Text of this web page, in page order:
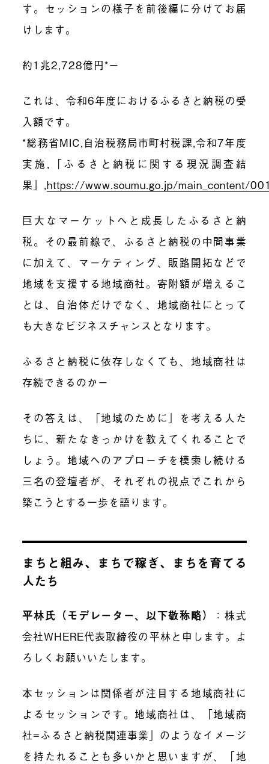
す。セッションの様子を前後編に分けてお届
けします。
約1兆2,728億円*ー
これは、令和6年度におけるふるさと納税の受
入額です。
*総務省MIC,自治税務局市町村税課,令和7年度
実施,「ふるさと納税に関する現況調査結
果」,https://www.soumu.go.jp/main_content/
巨大なマーケットへと成長したふるさと納
税。その最前線で、ふるさと納税の中間事業
に加えて、マーケティング、販路開拓などで
地域を支援する地域商社。寄附額が増えるこ
とは、自治体だけでなく、地域商社にとって
も大きなビジネスチャンスとなります。
ふるさと納税に依存しなくても、地域商社は
存続できるのかー
その答えは、「地域のために」を考える人た
ちに、新たなきっかけを教えてくれることで
しょう。地域へのアプローチを模索し続ける
三名の登壇者が、それぞれの視点でこれから
築こうとする一歩を語ります。
まちと組み、まちで稼ぎ、まちを育てる
人たち
平林氏（モデレーター、以下敬称略）
：株式
会社WHERE代表取締役の平林と申します。よ
ろしくお願いいたします。
本セッションは関係者が注目する地域商社に
よるセッションです。地域商社は、「地域商
社=ふるさと納税関連事業」のようなイメージ
を持たれることも多いかと思いますが、「地